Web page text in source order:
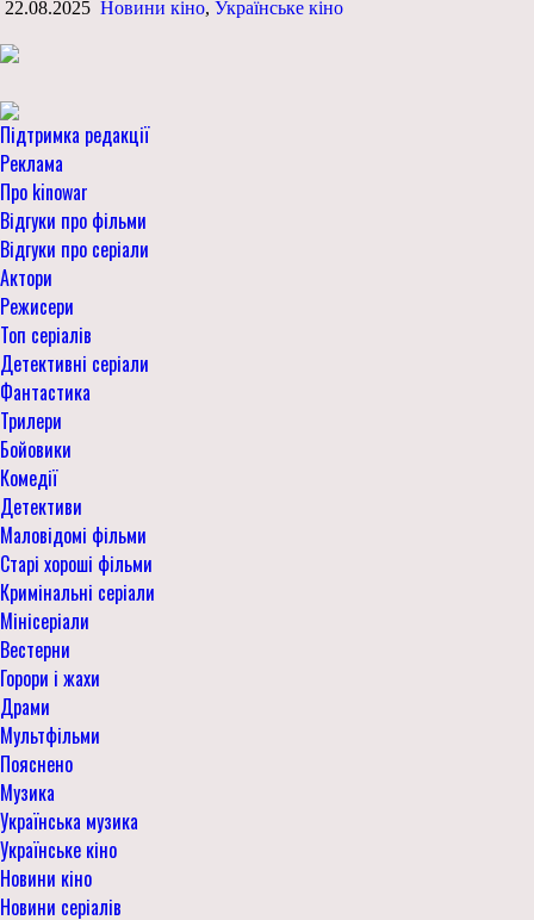
22.08.2025 Новини кіно, Українське кіно
Підтримка редакції
Реклама
Про kinowar
Відгуки про фільми
Відгуки про серіали
Актори
Режисери
Топ серіалів
Детективні серіали
Фантастика
Трилери
Бойовики
Комедії
Детективи
Маловідомі фільми
Старі хороші фільми
Кримінальні серіали
Мінісеріали
Вестерни
Горори і жахи
Драми
Мультфільми
Пояснено
Музика
Українська музика
Українське кіно
Новини кіно
Новини серіалів